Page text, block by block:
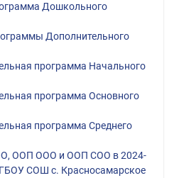
Дошкольного
Дополнительного
программа Начального
программа Основного
программа Среднего
ООП ООО и ООП СОО в 2024-
СОШ с. Красносамарское